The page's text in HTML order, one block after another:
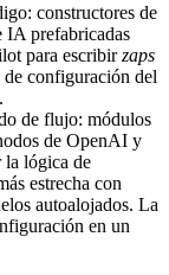
constructores de
IA prefabricadas
para escribirzaps
configuración del
de flujo: módulos
de OpenAI y
la lógica de
estrecha con
autoalojados. La
en un